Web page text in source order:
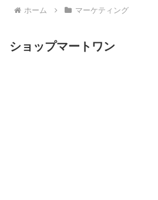
ホーム マーケティング
ショップマートワン